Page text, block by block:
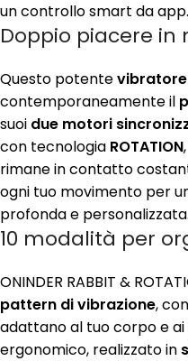
un controllo smart da app.
Doppio piacere in
Questo potente
contemporaneamente il
suoi due motori
con tecnologia ROTATION
rimane in contatto
ogni tuo movimento per
profonda e personalizzata.
10 modalità per
ONINDER RABBIT &
pattern di vibrazione,
adattano al tuo corpo e ai
ergonomico, realizzato in